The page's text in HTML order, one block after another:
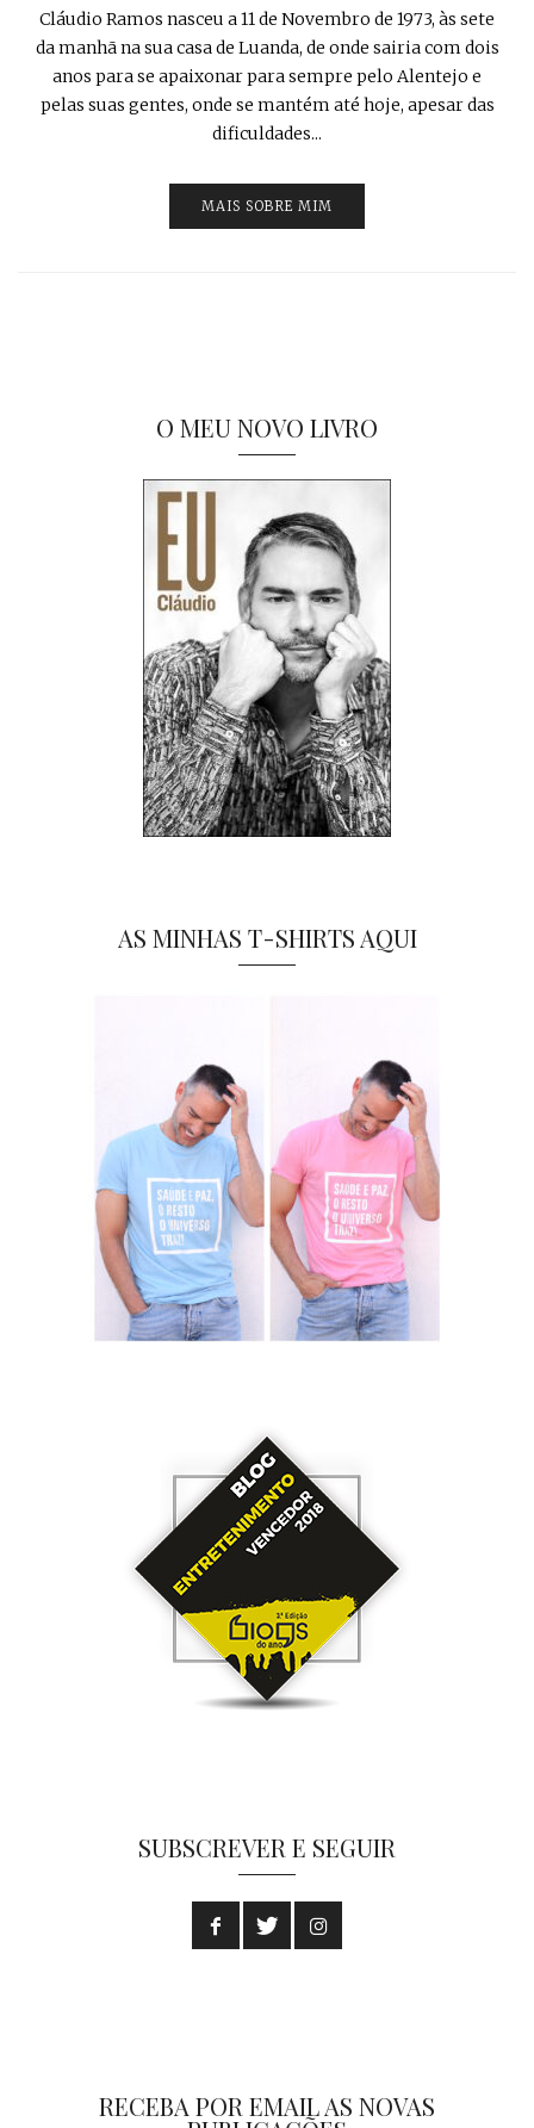
Cláudio Ramos nasceu a 11 de Novembro de 1973, às sete
da manhã na sua casa de Luanda, de onde sairia com dois
anos para se apaixonar para sempre pelo Alentejo e
pelas suas gentes, onde se mantém até hoje, apesar das
dificuldades...
MAIS SOBRE MIM
O MEU NOVO LIVRO
AS MINHAS T-SHIRTS AQUI
SUBSCREVER E SEGUIR
RECEBA POR EMAIL AS NOVAS